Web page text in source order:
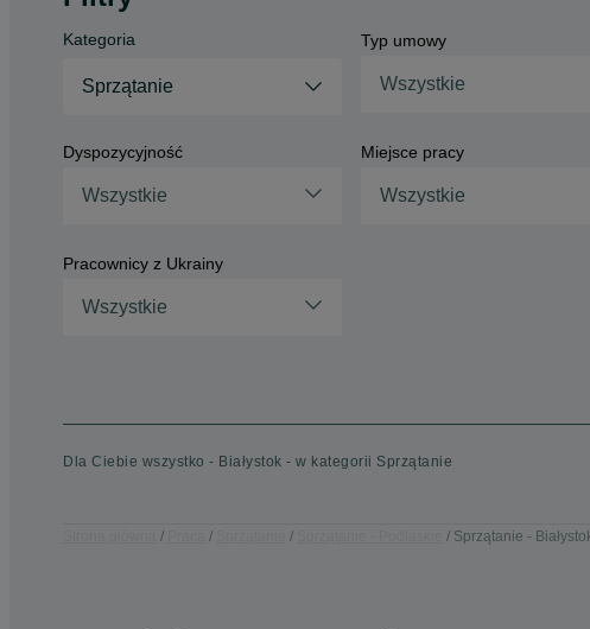
Kategoria
Sprzątanie
Typ umowy
Wszystkie
Dyspozycyjność
Wszystkie
Miejsce pracy
Wszystkie
Pracownicy z Ukrainy
Wszystkie
Dla Ciebie wszystko - Białystok - w kategorii Sprzątanie
Sprzątanie -